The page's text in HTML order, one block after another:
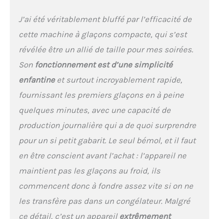
nettoyage. 【3 Tailles de
Glaçons】Notre machine à
glaçons compacte vous
offre le choix entre deux
tailles de glaçons
grand). En plus de la
machine, des sacs à
panier sont inclus. Que
vous souhaitiez refroidir
conserver des aliments
frais, notre machine à
besoins. 【Conception
Intelligente】Grâce à son
capteur infrarouge très fin,
cette machine à glaçons
détecte les situations
J’ai été véritablement bluffé par l’efficacité de
cette machine à glaçons compacte, qui s’est
révélée être un allié de taille pour mes soirées.
Son fonctionnement est d’une simplicité
enfantineet surtout incroyablement rapide,
fournissant les premiers glaçons en à peine
quelques minutes, avec une capacité de
production journalière qui a de quoi surprendre
pour un si petit gabarit. Le seul bémol, et il faut
en être conscient avant l’achat : l’appareil ne
maintient pas les glaçons au froid, ils
commencent donc à fondre assez vite si on ne
les transfère pas dans un congélateur. Malgré
ce détail, c’est un appareil extrêmement